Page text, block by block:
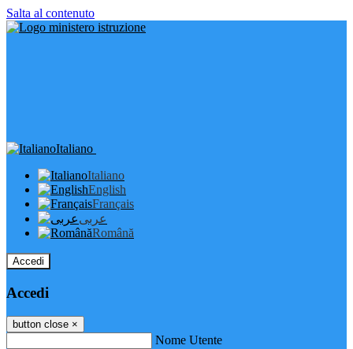
Salta al contenuto
Italiano
Italiano
English
Français
عربى
Română
Accedi
Accedi
button close ×
Nome Utente